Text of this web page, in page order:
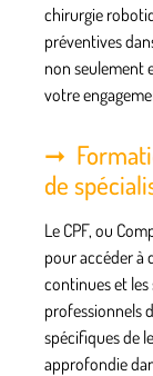
chirurgie
préventives
non seulement
votre
de
Le CPF, ou
pour accéder à
continueset
professionnels
spécifiques de
approfondie